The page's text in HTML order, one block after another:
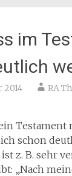
im
2014
RA
Testament
schon
ist z. B. sehr
„Nach